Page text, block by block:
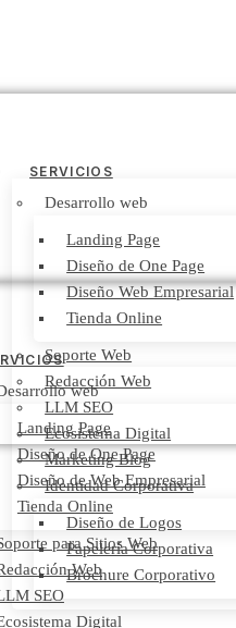
SERVICIOS
Desarrollo web
Landing Page
Diseño de One Page
Diseño Web Empresarial
Tienda Online
Soporte Web
Redacción Web
LLM SEO
Ecosistema Digital
Marketing Blog
Identidad Corporativa
Diseño de Logos
Papelería Corporativa
Brochure Corporativo
web
Landing Page
Diseño de One Page
Diseño de Web Empresarial
Tienda Online
para Sitios Web
Web
SEO
Digital